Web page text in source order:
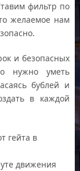
фильтр по
желаемое нам
и безопасных
нужно уметь
бублей и
в каждой
гейта в
движения